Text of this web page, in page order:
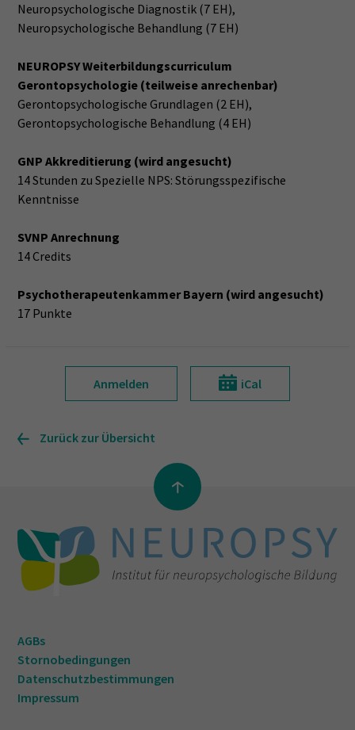
Neuropsychologische Diagnostik (7 EH),
Neuropsychologische Behandlung (7 EH)
NEUROPSY Weiterbildungscurriculum
Gerontopsychologie (teilweise anrechenbar)
Gerontopsychologische Grundlagen (2 EH),
Gerontopsychologische Behandlung (4 EH)
GNP Akkreditierung (wird angesucht)
14 Stunden zu Spezielle NPS: Störungsspezifische
Kenntnisse
SVNP Anrechnung
14 Credits
Psychotherapeutenkammer Bayern (wird angesucht)
17 Punkte
Anmelden iCal
Zurück zur Übersicht
AGBs
Stornobedingungen
Datenschutzbestimmungen
Impressum